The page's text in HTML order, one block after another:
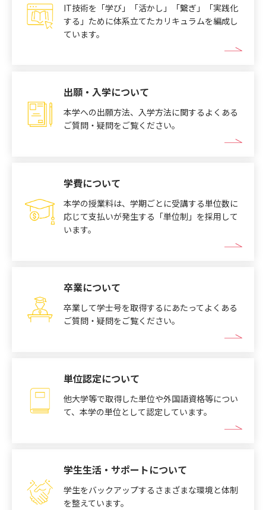
IT技術を「学び」「活かし」「繋ぎ」「実践化
する」ために体系立てたカリキュラムを編成し
ています。
出願・入学について
本学への出願方法、入学方法に関するよくある
ご質問・疑問をご覧ください。
学費について
本学の授業料は、学期ごとに受講する単位数に
応じて支払いが発生する「単位制」を採用して
います。
卒業について
卒業して学士号を取得するにあたってよくある
ご質問・疑問をご覧ください。
単位認定について
他大学等で取得した単位や外国語資格等につい
て、本学の単位として認定しています。
学生生活・サポートについて
学生をバックアップするさまざまな環境と体制
を整えています。